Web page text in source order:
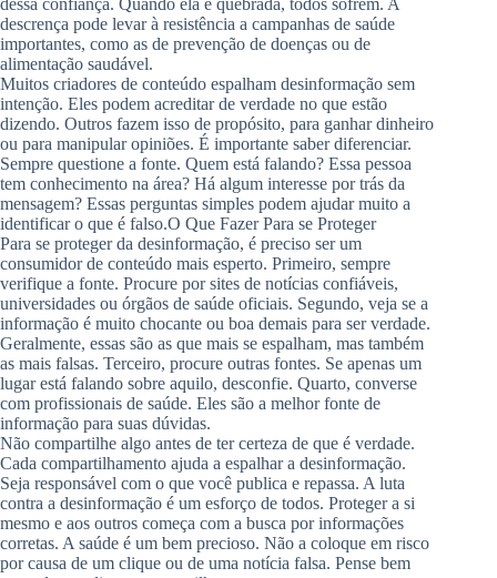
descrença pode levar à resistência a campanhas de saúde
importantes, como as de prevenção de doenças ou de
alimentação saudável.
Muitos criadores de conteúdo espalham desinformação sem
intenção. Eles podem acreditar de verdade no que estão
dizendo. Outros fazem isso de propósito, para ganhar dinheiro
ou para manipular opiniões. É importante saber diferenciar.
Sempre questione a fonte. Quem está falando? Essa pessoa
tem conhecimento na área? Há algum interesse por trás da
mensagem? Essas perguntas simples podem ajudar muito a
identificar o que é falso.O Que Fazer Para se Proteger
Para se proteger da desinformação, é preciso ser um
consumidor de conteúdo mais esperto. Primeiro, sempre
verifique a fonte. Procure por sites de notícias confiáveis,
universidades ou órgãos de saúde oficiais. Segundo, veja se a
informação é muito chocante ou boa demais para ser verdade.
Geralmente, essas são as que mais se espalham, mas também
as mais falsas. Terceiro, procure outras fontes. Se apenas um
lugar está falando sobre aquilo, desconfie. Quarto, converse
com profissionais de saúde. Eles são a melhor fonte de
informação para suas dúvidas.
Não compartilhe algo antes de ter certeza de que é verdade.
Cada compartilhamento ajuda a espalhar a desinformação.
Seja responsável com o que você publica e repassa. A luta
contra a desinformação é um esforço de todos. Proteger a si
mesmo e aos outros começa com a busca por informações
corretas. A saúde é um bem precioso. Não a coloque em risco
por causa de um clique ou de uma notícia falsa. Pense bem